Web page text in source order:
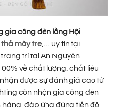
gia công đèn lồng Hội
thả mây tre ,… uy tín tại
trí tại An Nguyên
về chất lượng, chất liệu
được sự đánh giá cao từ
còn nhận gia công đèn
đáp ứng đúng tiến độ,